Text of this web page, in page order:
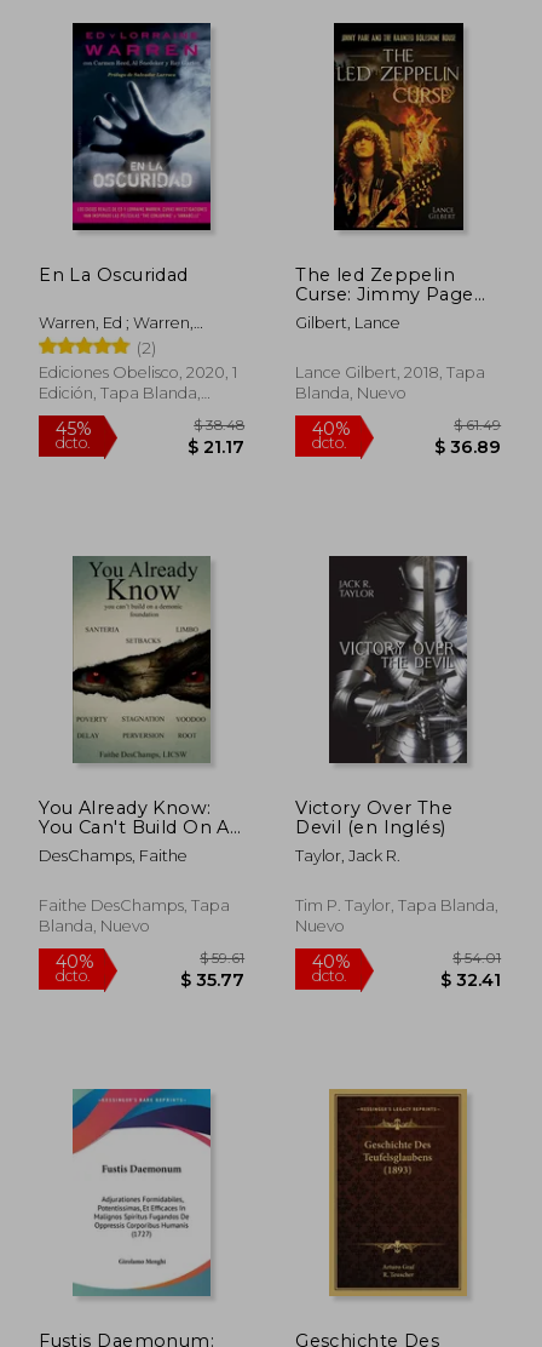
dcto. $ 78.65
45%
dcto.
40%
dcto.
$ 100.86
$ 60.52
45%
dcto.
En La Oscuridad
Warren, Ed ; Warren,
Lorraine
(2)
Ediciones Obelisco, 2020, 1
Edición, Tapa Blanda,
Nuevo
45%
The led Zeppelin
Curse: Jimmy Page
and the Haunted
Boleskine House (en
Gilbert, Lance
Lance Gilbert, 2018, Tapa
Blanda, Nuevo
40%
You Already Know:
You Can't Build On A
Demonic Foundation
(en Inglés)
DesChamps, Faithe
Faithe DesChamps, Tapa
Blanda, Nuevo
Victory Over The
Devil (en Inglés)
Taylor, Jack R.
Tim P. Taylor, Tapa Blanda,
Nuevo
Fustis Daemonum: Geschichte Des